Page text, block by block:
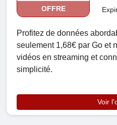
OFFRE
Profitez de données
seulement 1,68€ par Go et
vidéos en streaming et
simplicité.
Voir